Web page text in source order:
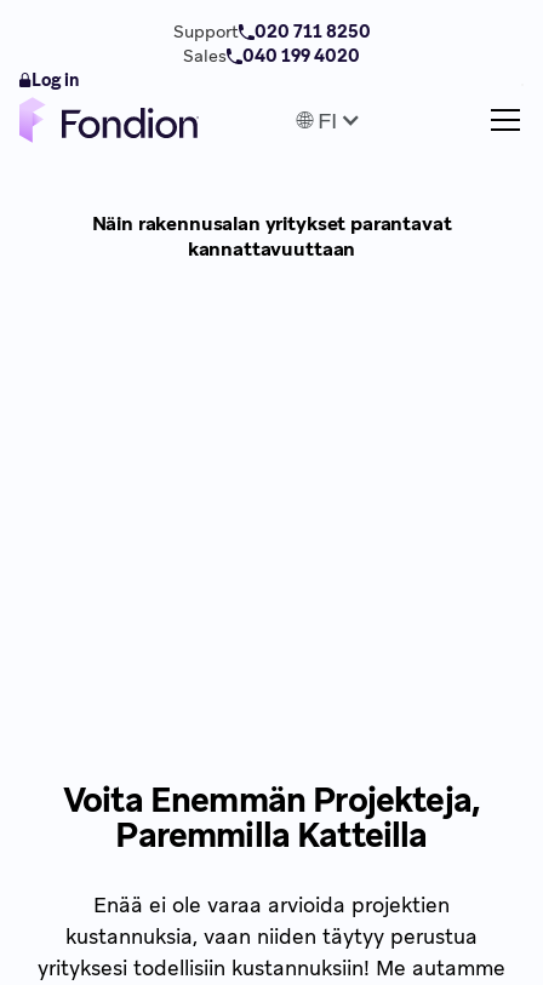
🌐 FI
Support
020 711 8250
Sales
040 199 4020
Log in
Näin rakennusalan yritykset parantavat
kannattavuuttaan
Voita Enemmän Projekteja,
Paremmilla Katteilla
Enää ei ole varaa arvioida projektien
kustannuksia, vaan niiden täytyy perustua
yrityksesi todellisiin kustannuksiin! Me autamme